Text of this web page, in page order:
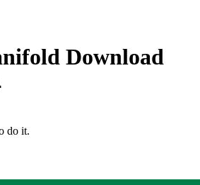
Download
do it.